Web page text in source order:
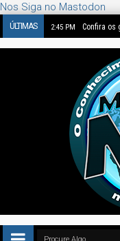
Nos Siga no Mastodon
ÚLTIMAS 2:45 PM Confira os